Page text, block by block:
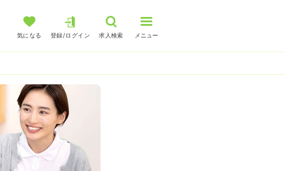
気になる 登録/ログイン 求人検索 メニュー